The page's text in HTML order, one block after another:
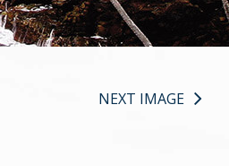
NEXT IMAGE